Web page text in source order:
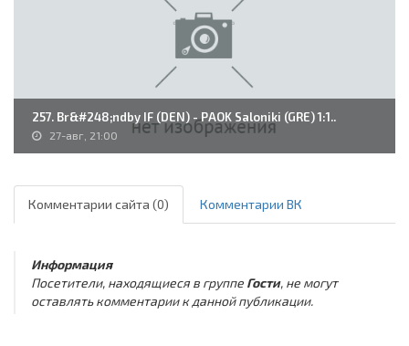
257. Br&#248;ndby IF (DEN) - PAOK Saloniki (GRE) 1:1..
27-авг, 21:00
Комментарии сайта (0) Комментарии ВК
Информация
Посетители, находящиеся в группе Гости, не могут
оставлять комментарии к данной публикации.